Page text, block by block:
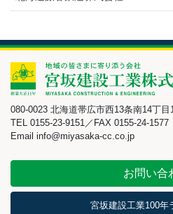
080-0023 北海道帯広市西13条南14丁目
TEL 0155-23-9151／FAX 0155-24-1577
Email info@miyasaka-cc.co.jp
お問い合
宮坂建設工業100年